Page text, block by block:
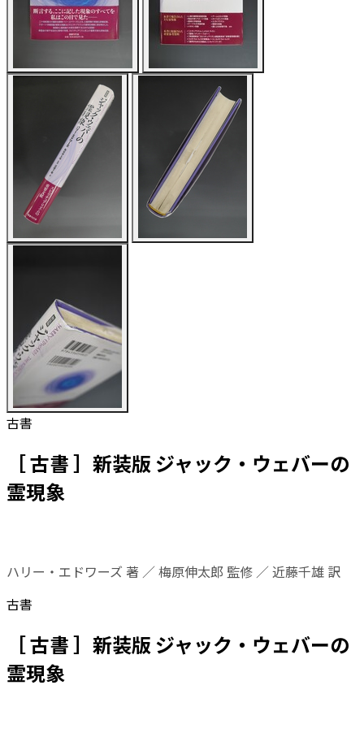
古書
［ 古書 ］新装版 ジャック・ウェバーの
霊現象
ハリー・エドワーズ 著 ／ 梅原伸太郎 監修 ／ 近藤千雄 訳
古書
［ 古書 ］新装版 ジャック・ウェバーの
霊現象